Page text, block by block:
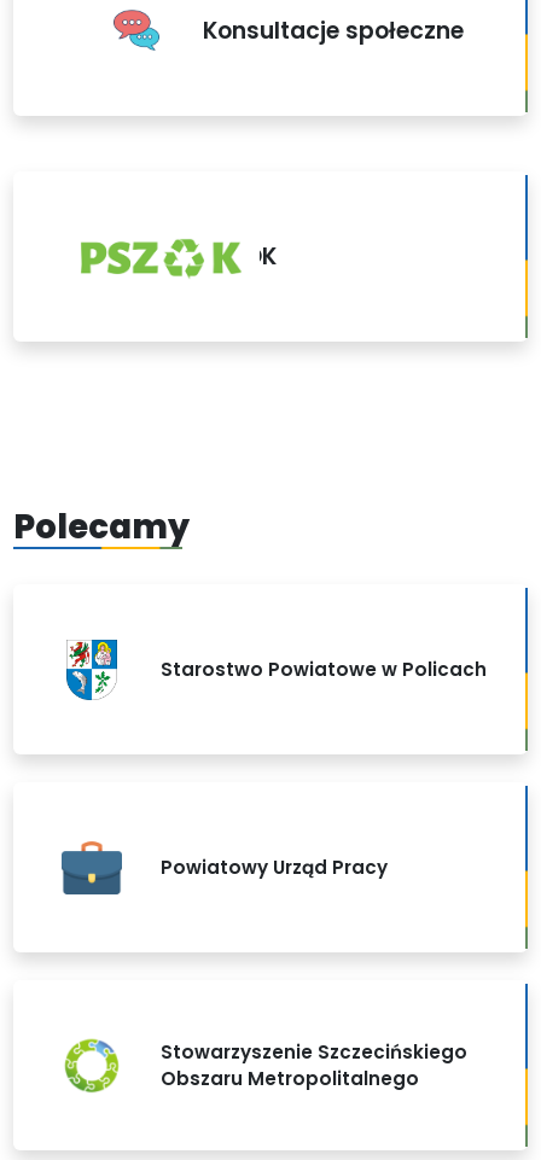
Konsultacje społeczne
PSZOK
Polecamy
Starostwo Powiatowe w Policach
Powiatowy Urząd Pracy
Stowarzyszenie Szczecińskiego
Obszaru Metropolitalnego